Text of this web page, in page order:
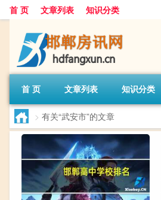
首 页 文章列表 知识分类
首 页 文章列表 知识分类
> 有关“武安市”的文章